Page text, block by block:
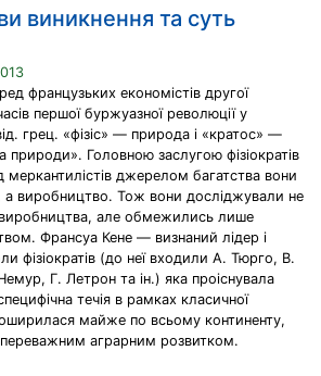
виникнення та суть
французьких економістів другої
першої буржуазної революції у
грец. «фізіс» — природа і «кратос» —
природи». Головною заслугою фізіократів
меркантилістів джерелом багатства вони
а виробництво. Тож вони досліджували не
але обмежились лише
Франсуа Кене — визнаний лідер і
фізіократів (до неї входили А. Тюрго, В.
Г. Летрон та ін.) яка проіснувала
течія в рамках класичної
майже по всьому континенту,
аграрним розвитком.